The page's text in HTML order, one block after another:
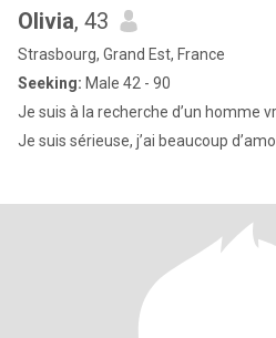
Olivia, 43
Strasbourg, Grand Est, France
Seeking: Male 42 - 90
Je suis à la recherche d’un homme
Je suis sérieuse, j’ai beaucoup